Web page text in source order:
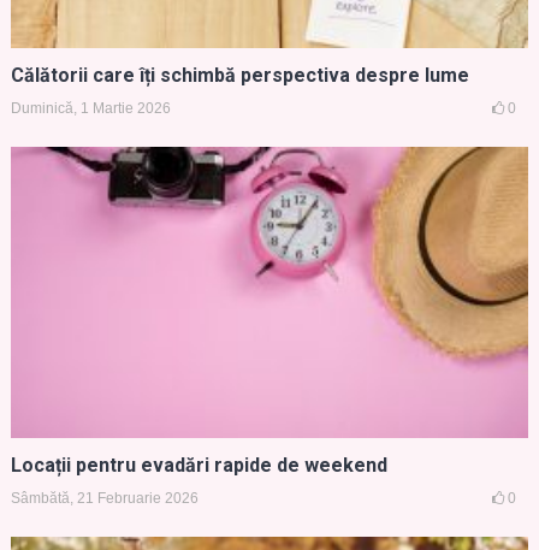
Călătorii care îți schimbă perspectiva despre lume
Duminică, 1 Martie 2026 0
Locații pentru evadări rapide de weekend
Sâmbătă, 21 Februarie 2026 0